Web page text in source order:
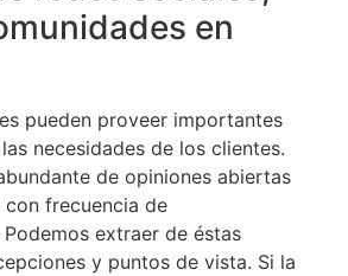
en
pueden proveer importantes
necesidades de los clientes.
de opiniones abiertas
frecuencia de
extraer de éstas
y puntos de vista. Si la